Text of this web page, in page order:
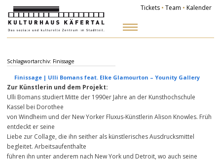
Tickets • Team • Kalender
Schlagwortarchiv: Finissage
Finissage | Ulli Bomans feat. Elke Glamourton – Younity Gallery
Zur Künstlerin und dem Projekt:
Ulli Bomans studiert Mitte der 1990er Jahre an der Kunsthochschule
Kassel bei Dorothee
von Windheim und der New Yorker Fluxus-Künstlerin Alison Knowles. Früh
entdeckt er seine
Liebe zur Collage, die ihn seither als künstlerisches Ausdrucksmittel
begleitet. Arbeitsaufenthalte
führen ihn unter anderem nach New York und Detroit, wo auch seine